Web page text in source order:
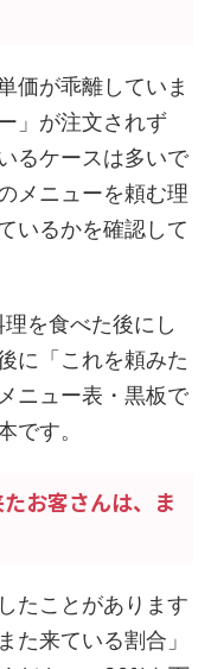
価が乖離していま
」が注文されず
るケースは多いで
メニューを頼む理
いるかを確認して
を食べた後にし
に「これを頼みた
ニュー表・黒板で
です。
お客さんは、ま
たことがあります
た来ている割合」